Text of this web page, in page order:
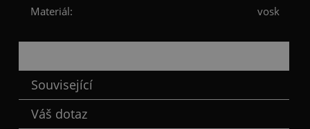
Materiál:
vosk
Související
Váš dotaz